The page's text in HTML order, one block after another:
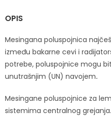
OPIS
Mesingana poluspojnica
između bakarne cevi i
potrebe, poluspojnice mogu
unutrašnjim (UN) navojem.
Mesingane poluspojnice za
sistemima centralnog